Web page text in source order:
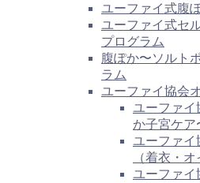
ユーファイ式腹
ユーファイ式セ
プログラム
腹ぽか〜ソルト
ラム
ユーファイ協会
ユーファイ
か子宮ケア
ユーファイ
（着衣・
ユーファイ